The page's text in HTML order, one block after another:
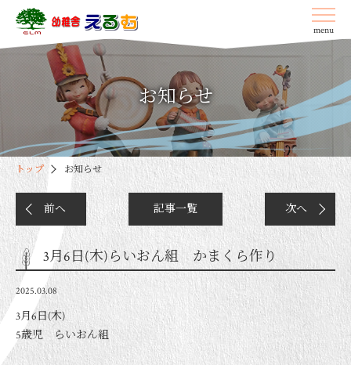
menu
お知らせ
トップ お知らせ
前へ 次へ
記事一覧
3月6日(木)らいおん組 かまくら作り
2025.03.08
3月6日(木)
5歳児 らいおん組